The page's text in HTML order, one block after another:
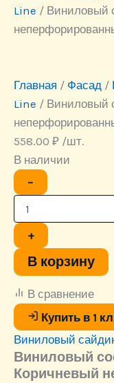
Line / Виниловый
Главная / Фасад /
Line / Виниловый
558.00 ₽ /шт.
В наличии
−
Количество
товара
Grand
Line
Т4
Коричневый
+
В корзину
В сравнение
Купить в 1
Виниловый
Виниловый
Коричневый